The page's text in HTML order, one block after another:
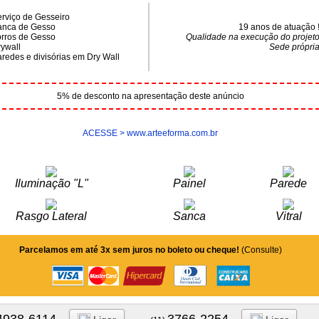
de Gesseiro
de Gesso
de Gesso
e divisórias em Dry Wall
19 anos de atuação !
Qualidade na execução do projeto
Sede própria
5% de desconto na apresentação deste anúncio
ACESSE > www.arteeforma.com.br
Iluminação "L" Painel Parede
Rasgo Lateral Sanca Vitral
Parcelamos em até 3x sem juros no boleto ou cheque! (Consulte)